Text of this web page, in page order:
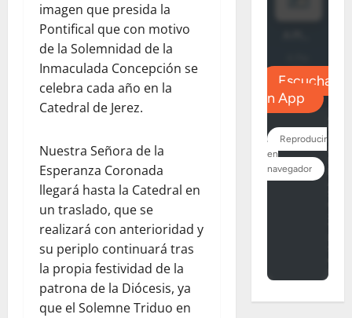
imagen que presida la
Pontifical que con motivo
de la Solemnidad de la
Inmaculada Concepción se
celebra cada año en la
Catedral de Jerez.
Nuestra Señora de la
Esperanza Coronada
llegará hasta la Catedral en
un traslado, que se
realizará con anterioridad y
su periplo continuará tras
la propia festividad de la
patrona de la Diócesis, ya
que el Solemne Triduo en